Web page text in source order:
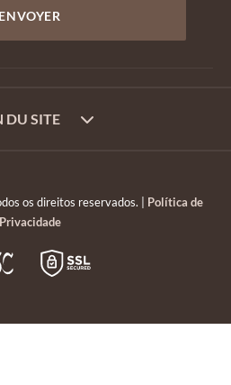
DU SITE
os direitos reservados. | Política de
Privacidade